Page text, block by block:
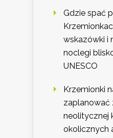
Gdzie spać
wskazówki i
noclegi
UNESCO
Krzemionki
zaplanować
neolitycznej
okolicznych